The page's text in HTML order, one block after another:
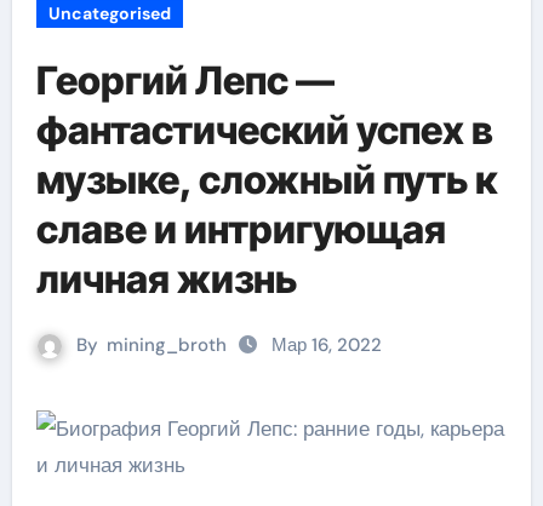
Uncategorised
Георгий Лепс —
фантастический успех в
музыке, сложный путь к
славе и интригующая
личная жизнь
By mining_broth Мар 16, 2022